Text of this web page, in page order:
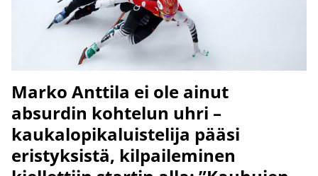
Marko Anttila ei ole ainut
absurdin kohtelun uhri –
kaukalopikaluistelija pääsi
eristyksistä, kilpaileminen